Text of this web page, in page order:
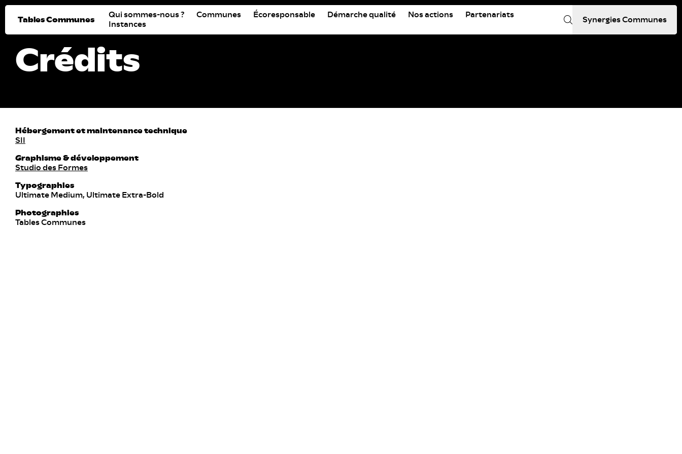
Tables Communes
Qui sommes-nous ? Communes Écoresponsable Démarche qualité Nos actions
Partenariats
Instances
Synergies Communes
Crédits
Hébergement et maintenance technique
SII
Graphisme & développement
Studio des Formes
Typographies
Ultimate Medium, Ultimate Extra-Bold
Photographies
Tables Communes